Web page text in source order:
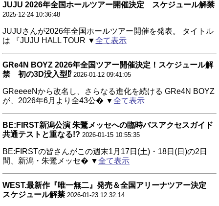
JUJU 2026年全国ホールツアー開催決定 スケジュール解禁
2025-12-24 10:36:48
JUJUさんが2026年全国ホールツアー開催を発表。 タイトル
は 『JUJU HALL TOUR ▼全て表示
GRe4N BOYZ 2026年全国ツアー開催決定！スケジュール解
禁 初の3D没入型⁉ 2026-01-12 09:41:05
GReeeeNから改名し、さらなる進化を続ける GRe4N BOYZ
が、2026年6月より全43公� ▼全て表示
BE:FIRST新潟公演 朱鷺メッセへの臨時バスアクセスガイド
共通テストと重なる!? 2026-01-15 10:55:35
BE:FIRSTの皆さんがこの週末1月17日(土)・18日(日)の2日
間、新潟・朱鷺メッセ� ▼全て表示
WEST.最新作『唯一無二』発売＆全国アリーナツアー決定
スケジュール解禁 2026-01-23 12:32:14